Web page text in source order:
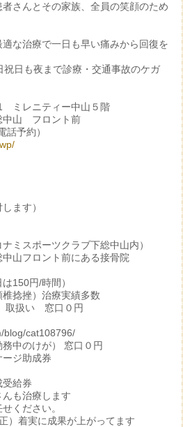
者さんとその家族、全員の笑顔のため
適な治療で一日も早い痛みから回復を
日も夜まで診療・交通事故のケガ
ミレニティー中山５階
中山 フロント前
予約）
ます）
ミスポーツクラブ下総中山内）
山フロント前にある接骨院
150円/時間）
捻挫）治療実績多数
取扱い 窓口０円
blog/cat108796/
中のけが） 窓口０円
ジ助成券
給券
も治療します
ください。
）着実に成果が上がってます